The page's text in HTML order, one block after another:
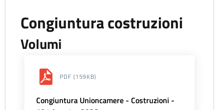
Congiuntura costruzioni
Volumi
PDF (159KB)
Congiuntura Unioncamere - Costruzioni -